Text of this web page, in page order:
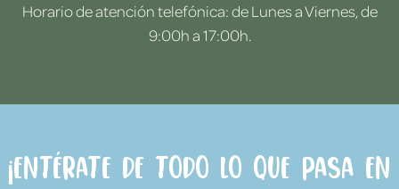
Horario de atención telefónica: de Lunes a Viernes, de
9:00h a 17:00h.
¡Entérate de todo lo que pasa en